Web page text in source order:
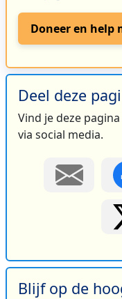
Doneer en help
Deel deze
Vind je deze
via social media.
Blijf op de